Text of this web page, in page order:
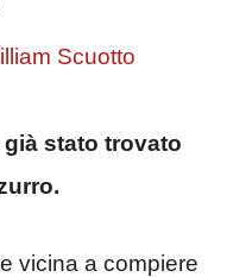
Scuotto
già stato trovato
vicina a compiere